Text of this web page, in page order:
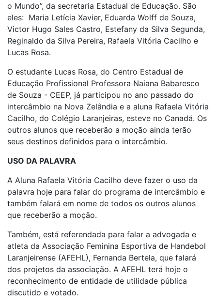
o Mundo”, da secretaria Estadual de Educação. São
eles: Maria Letícia Xavier, Eduarda Wolff de Souza,
Victor Hugo Sales Castro, Estefany da Silva Segunda,
Reginaldo da Silva Pereira, Rafaela Vitória Cacilho e
Lucas Rosa.
O estudante Lucas Rosa, do Centro Estadual de
Educação Profissional Professora Naiana Babaresco
de Souza - CEEP, já participou no ano passado do
intercâmbio na Nova Zelândia e a aluna Rafaela Vitória
Cacilho, do Colégio Laranjeiras, esteve no Canadá. Os
outros alunos que receberão a moção ainda terão
seus destinos definidos para o intercâmbio.
USO DA PALAVRA
A Aluna Rafaela Vitória Cacilho deve fazer o uso da
palavra hoje para falar do programa de intercâmbio e
também falará em nome de todos os outros alunos
que receberão a moção.
Também, está referendada para falar a advogada e
atleta da Associação Feminina Esportiva de Handebol
Laranjeirense (AFEHL), Fernanda Bertela, que falará
dos projetos da associação. A AFEHL terá hoje o
reconhecimento de entidade de utilidade pública
discutido e votado.